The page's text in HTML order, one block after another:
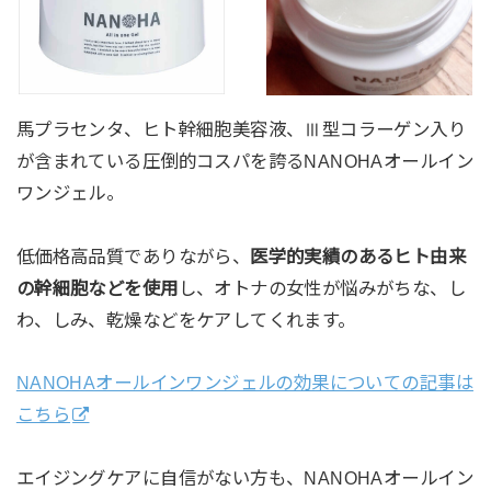
馬プラセンタ、ヒト幹細胞美容液、Ⅲ型コラーゲン入り
が含まれている圧倒的コスパを誇るNANOHAオールイン
ワンジェル。
低価格高品質でありながら、
医学的実績のあるヒト由来
の幹細胞などを使用 し、オトナの女性が悩みがちな、し
わ、しみ、乾燥などをケアしてくれます。
NANOHAオールインワンジェルの効果についての記事は
こちら
エイジングケアに自信がない方も、NANOHAオールイン